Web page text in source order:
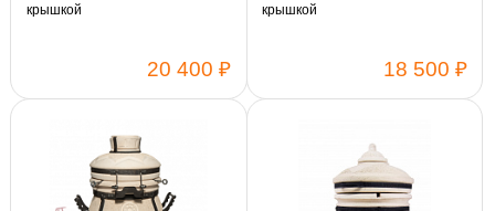
крышкой
20 400 ₽
крышкой
18 500 ₽